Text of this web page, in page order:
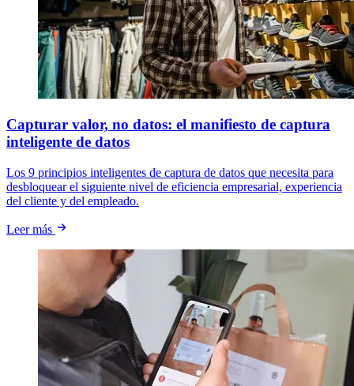
Capturar valor, no datos: el manifiesto de captura
inteligente de datos
Los 9 principios inteligentes de captura de datos que necesita para
desbloquear el siguiente nivel de eficiencia empresarial, experiencia
del cliente y del empleado.
Leer más